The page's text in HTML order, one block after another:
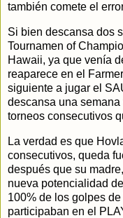
también comete el
Si bien descansa dos
Tournamen of
Hawaii, ya que venía
reaparece en el
siguiente a jugar el
descansa una
torneos consecutivos
La verdad es que
consecutivos, queda
después que su
nueva potencialidad
100% de los golpes
participaban en el